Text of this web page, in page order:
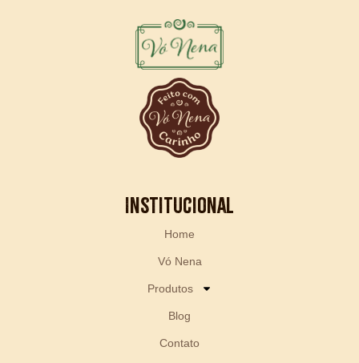
Institucional
Home
Vó Nena
Produtos
Blog
Contato